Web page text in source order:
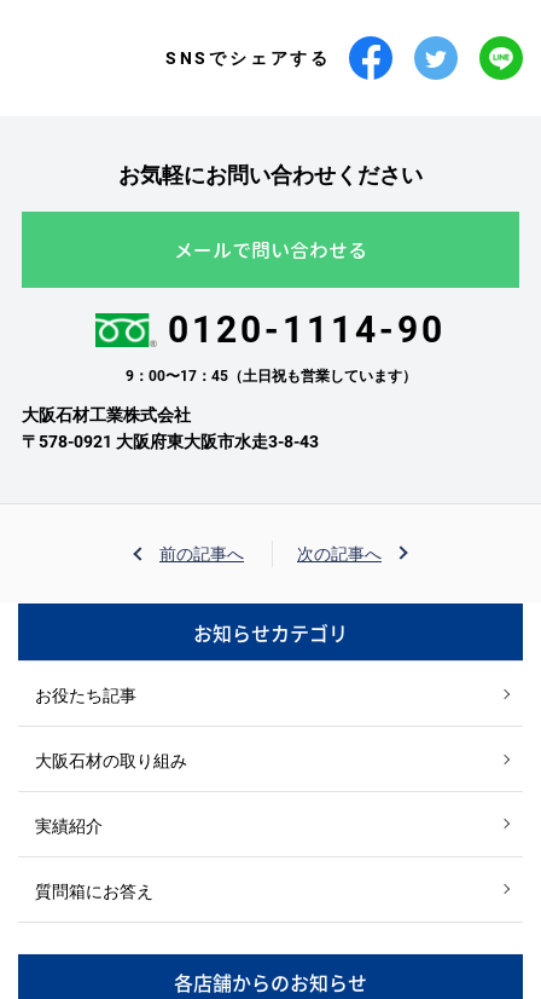
SNSでシェアする
お気軽にお問い合わせください
メールで問い合わせる
0120-1114-90
9：00〜17：45（土日祝も営業しています）
大阪石材工業株式会社
〒578-0921 大阪府東大阪市水走3-8-43
前の記事へ 次の記事へ
お知らせカテゴリ
お役たち記事
大阪石材の取り組み
実績紹介
質問箱にお答え
各店舗からのお知らせ